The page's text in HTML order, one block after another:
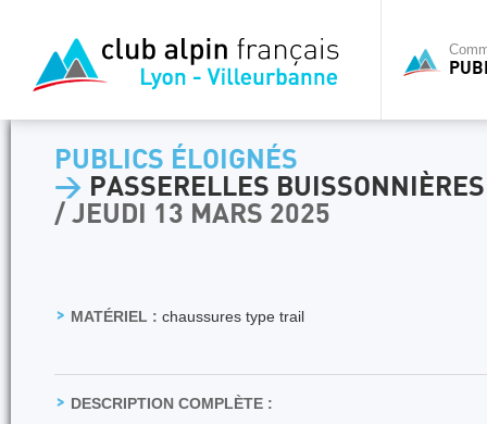
PUBLICS ÉLOIGNÉS
> PASSERELLES BUISSONNIÈRES
/ JEUDI 13 MARS 2025
MATÉRIEL : chaussures type trail
DESCRIPTION COMPLÈTE :